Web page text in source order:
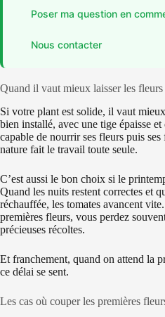
Poser ma question en
Nous contacter
Quand il vaut mieux laisser les
Si votre plant est solide, il vaut
bien installé, avec une tige épaisse et
capable de nourrir ses fleurs puis
nature fait le travail toute seule.
C’est aussi le bon choix si le
Quand les nuits restent correctes et
réchauffée, les tomates avancent
premières fleurs, vous perdez
précieuses récoltes.
Et franchement, quand on attend la
ce délai se sent.
Les cas où couper les premières